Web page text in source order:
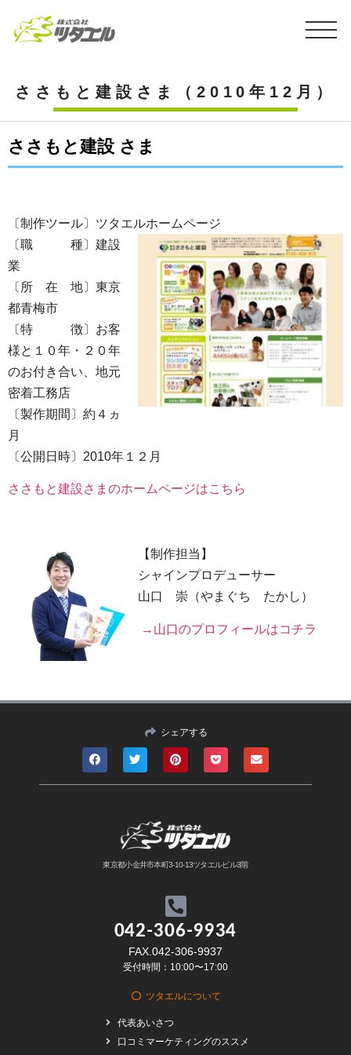
ささもと建設さま（2010年12月）
ささもと建設 さま
〔制作ツール〕ツタエルホームページ
〔職 種〕建設
業
〔所 在 地〕東京
都青梅市
〔特 徴〕お客
様と１０年・２０年
のお付き合い、地元
密着工務店
〔製作期間〕約４ヵ
月
〔公開日時〕2010年１２月
ささもと建設さまのホームページはこちら
【制作担当】
シャインプロデューサー
山口 崇（やまぐち たかし）
→山口のプロフィールはコチラ
シェアする
東京都小金井市本町3-10-13ツタエルビル3階
042-306-9934
FAX.042-306-9937
受付時間：10:00〜17:00
ツタエルについて
代表あいさつ
口コミマーケティングのススメ